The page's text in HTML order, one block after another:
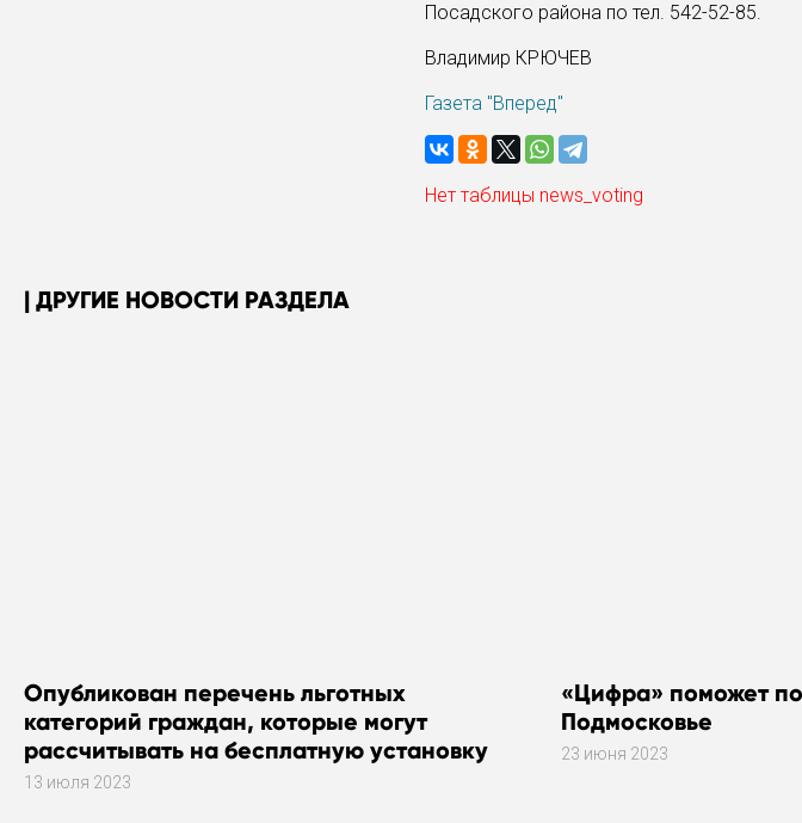
Посадского района по тел. 542-52-85.
Владимир КРЮЧЕВ
Газета "Вперед"
Нет таблицы news_voting
ДРУГИЕ НОВОСТИ РАЗДЕЛА
Опубликован перечень льготных
категорий граждан, которые могут
рассчитывать на бесплатную установку
газового оборудования
13 июля 2023
«Цифра» поможет
Подмосковье
23 июня 2023